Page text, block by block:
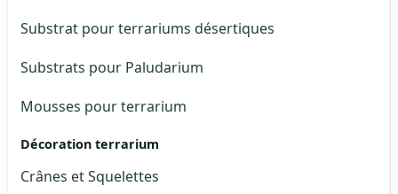
Substrat pour terrariums désertiques
Substrats pour Paludarium
Mousses pour terrarium
Décoration terrarium
Crânes et Squelettes